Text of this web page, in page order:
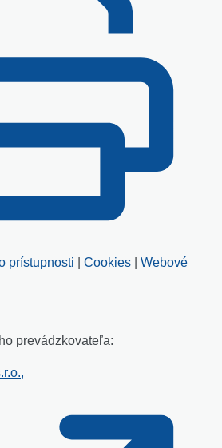
prístupnosti Cookies
Webové
prevádzkovateľa: